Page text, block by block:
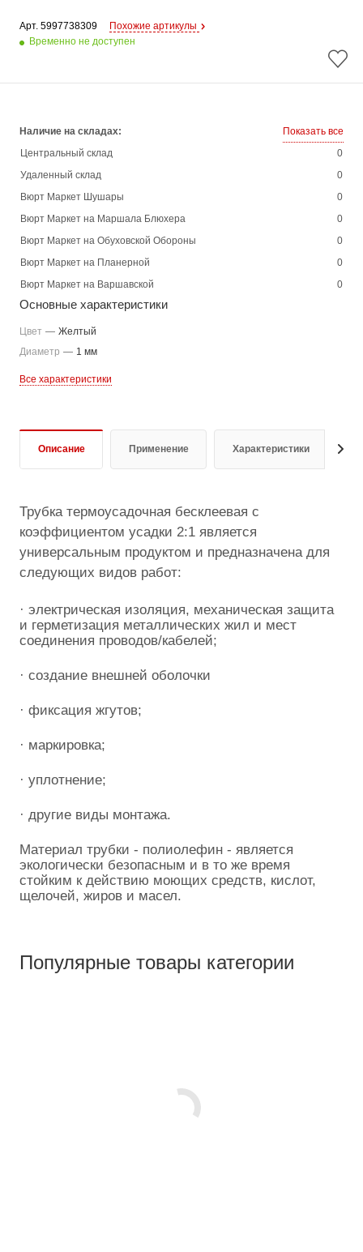
Арт. 5997738309
Похожие артикулы
Временно не доступен
Наличие на складах:
Показать все
Центральный склад
0
Удаленный склад
0
Вюрт Маркет Шушары
0
Вюрт Маркет на Маршала Блюхера
0
Вюрт Маркет на Обуховской Обороны
0
Вюрт Маркет на Планерной
0
Вюрт Маркет на Варшавской
0
Основные характеристики
Цвет — Желтый
Диаметр — 1 мм
Все характеристики
Описание Применение Характеристики
Трубка термоусадочная бесклеевая с
коэффициентом усадки 2:1 является
универсальным продуктом и предназначена для
следующих видов работ:
· электрическая изоляция, механическая защита
и герметизация металлических жил и мест
соединения проводов/кабелей;
· создание внешней оболочки
· фиксация жгутов;
· маркировка;
· уплотнение;
· другие виды монтажа.
Материал трубки - полиолефин - является
экологически безопасным и в то же время
стойким к действию моющих средств, кислот,
щелочей, жиров и масел.
Популярные товары категории